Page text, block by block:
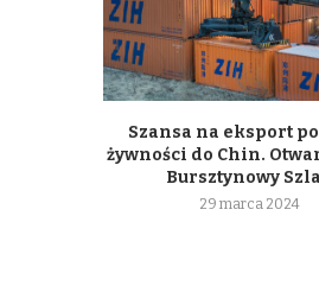
Szansa na eksport
żywności do Chin.
Bursztynowy
29 marca 2024